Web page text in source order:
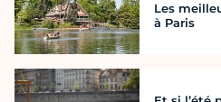
Les
à Paris